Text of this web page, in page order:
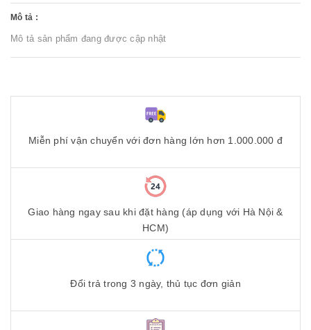
Mô tả :
Mô tả sản phẩm đang được cập nhật
Miễn phí vận chuyển với đơn hàng lớn hơn 1.000.000 đ
Giao hàng ngay sau khi đặt hàng (áp dụng với Hà Nội &
HCM)
Đổi trả trong 3 ngày, thủ tục đơn giản